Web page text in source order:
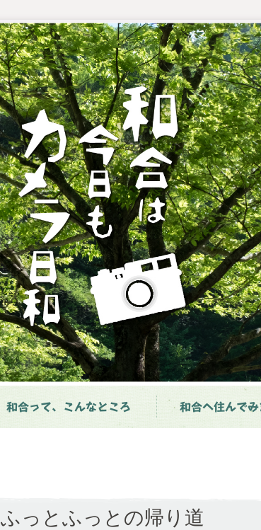
和合って、こんなところ 和合へ住んで
ふっとふっとの帰り道